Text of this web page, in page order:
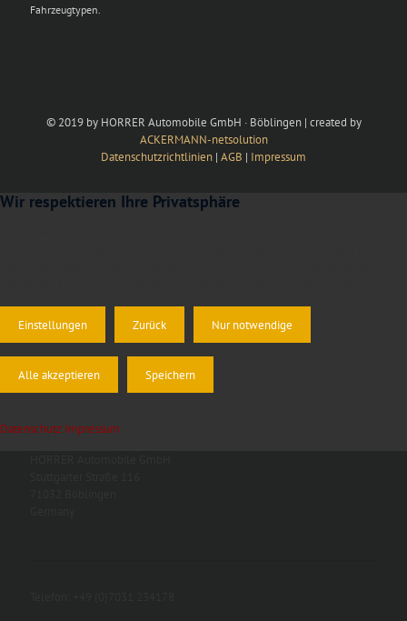
Fahrzeugtypen.
© 2019 by HORRER Automobile GmbH · Böblingen | created by
ACKERMANN-netsolution
Datenschutzrichtlinien | AGB | Impressum
Wir respektieren Ihre Privatsphäre
Einstellungen Zurück Nur notwendige
Alle akzeptieren Speichern
Datenschutz Impressum